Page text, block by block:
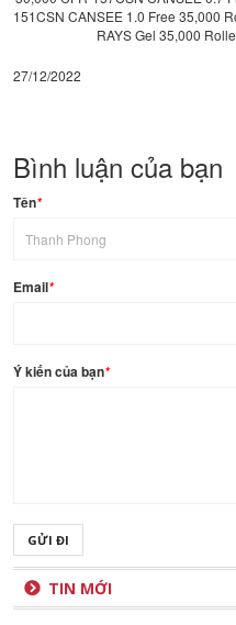
27/12/2022
Bình luận của bạn
Tên*
Email*
Ý kiến của bạn*
GỬI ĐI
TIN MỚI